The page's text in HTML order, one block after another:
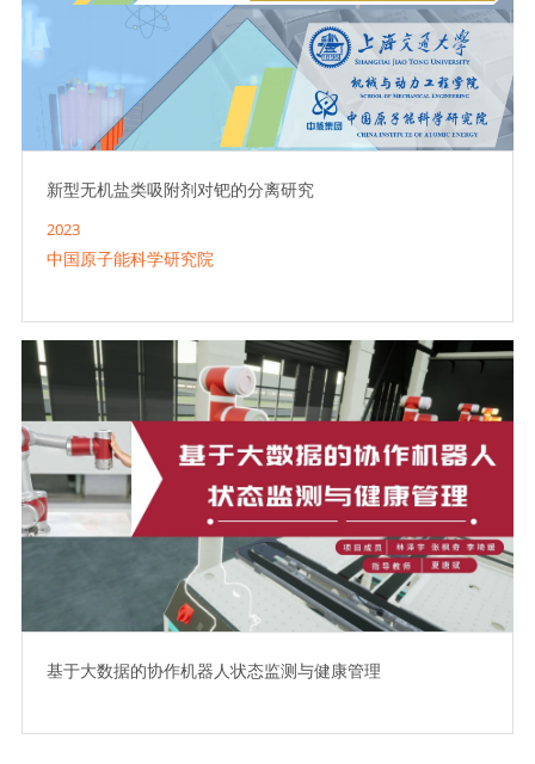
新型无机盐类吸附剂对钯的分离研究
2023
中国原子能科学研究院
基于大数据的协作机器人状态监测与健康管理